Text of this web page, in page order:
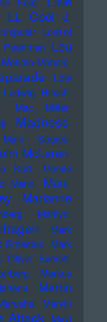
LL Cool J
Lord of
Pearlman Lou
Moholo
Low
Ludwig Hirsch
Mac Miller
Madness
Main Source
McLaren
Kurt
Mamie
Mann Mani
Marianne
Marilyn
Mark
Ernestus Mark
Oliver Everett
Markus
Martin
Marvin
Attack Mavi